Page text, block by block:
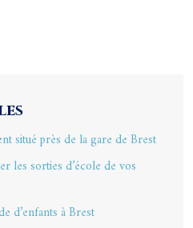
situé près de la gare de Brest
les sorties d’école de vos
d’enfants à Brest